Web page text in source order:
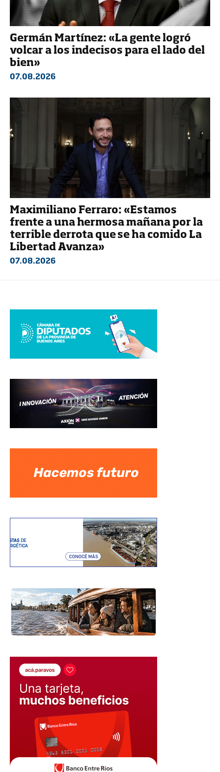
Germán Martínez: «La gente logró
volcar a los indecisos para el lado del
bien»
07.08.2026
Maximiliano Ferraro: «Estamos
frente a una hermosa mañana por la
terrible derrota que se ha comido La
Libertad Avanza»
07.08.2026